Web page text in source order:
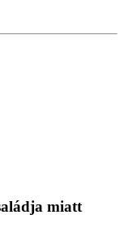
miatt